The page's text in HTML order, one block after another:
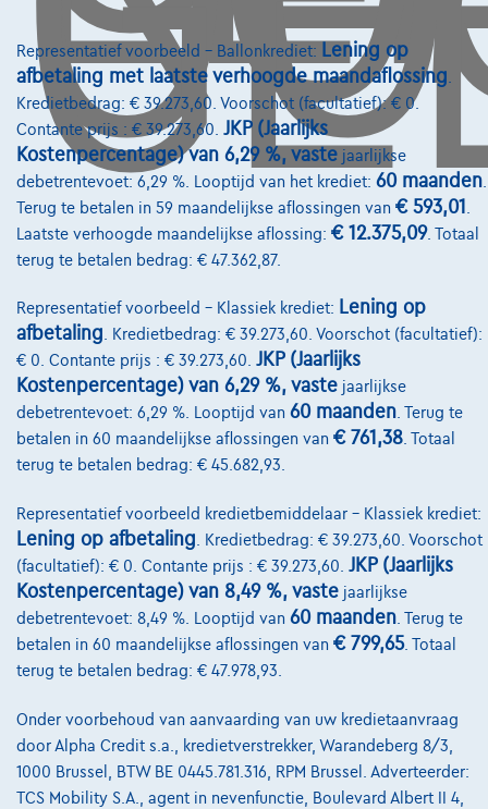
Representatief voorbeeld – Ballonkrediet: Lening op
afbetaling met laatste verhoogde maandaflossing
Kredietbedrag: € 39.273,60. Voorschot (facultatief): € 0.
Contante prijs : € 39.273,60. JKP (Jaarlijks
Kostenpercentage) van 6,29 %, vaste jaarlijkse
debetrentevoet: 6,29 %. Looptijd van het krediet: 60 maanden
Terug te betalen in 59 maandelijkse aflossingen van € 593,01
Laatste verhoogde maandelijkse aflossing: € 12.375,09. Totaal
terug te betalen bedrag: € 47.362,87.
Representatief voorbeeld – Klassiek krediet: Lening op
afbetaling. Kredietbedrag: € 39.273,60. Voorschot (facultatief):
€ 0. Contante prijs : € 39.273,60. JKP (Jaarlijks
Kostenpercentage) van 6,29 %, vaste jaarlijkse
debetrentevoet: 6,29 %. Looptijd van 60 maanden. Terug te
betalen in 60 maandelijkse aflossingen van € 761,38. Totaal
terug te betalen bedrag: € 45.682,93.
Representatief voorbeeld kredietbemiddelaar – Klassiek krediet:
Lening op afbetaling. Kredietbedrag: € 39.273,60. Voorschot
(facultatief): € 0. Contante prijs : € 39.273,60. JKP (Jaarlijks
Kostenpercentage) van 8,49 %, vaste jaarlijkse
debetrentevoet: 8,49 %. Looptijd van 60 maanden. Terug te
betalen in 60 maandelijkse aflossingen van € 799,65. Totaal
terug te betalen bedrag: € 47.978,93.
Onder voorbehoud van aanvaarding van uw kredietaanvraag
door Alpha Credit s.a., kredietverstrekker, Warandeberg 8/3,
1000 Brussel, BTW BE 0445.781.316, RPM Brussel. Adverteerder:
TCS Mobility S.A., agent in nevenfunctie, Boulevard Albert II 4,
Koning Albert II-laan 4, B12
1000 Brussel
Diensten & Oplossingen
Pechverhelping verzekering
Financiering
Lease en persoonlijke lease
Over Ons
Word klant
Wie zijn we
Kwaliteitscharter
Onze dealers
Onze partners
Onze team
@2024 TCS Mobility SA/NV Copyright